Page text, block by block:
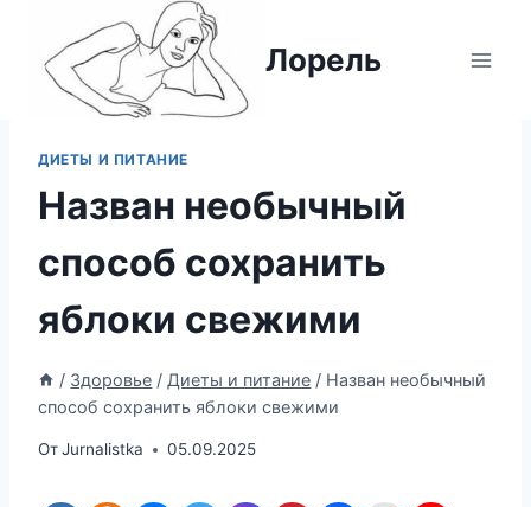
содержимому
Лорель
ДИЕТЫ И ПИТАНИЕ
Назван необычный
способ сохранить
яблоки свежими
/ Здоровье / Диеты и питание / Назван необычный
способ сохранить яблоки свежими
ОтJurnalistka 05.09.2025